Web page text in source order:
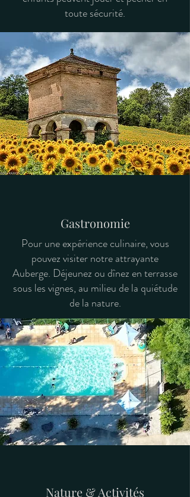
toute sécurité.
Gastronomie
Pour une expérience culinaire, vous
pouvez visiter notre attrayante
Auberge. Déjeunez ou dînez en terrasse
sous les vignes, au milieu de la quiétude
de la nature.
Nature & Activités